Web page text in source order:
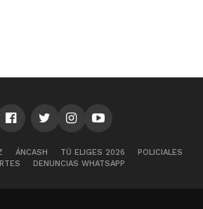
ÁNCASH TÚ ELIGES 2026
POLICIALES
DENUNCIAS WHATSAPP